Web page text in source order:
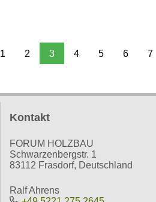
1 2 3 4 5 6 7
Kontakt
FORUM HOLZBAU
Schwarzenbergstr. 1
83112 Frasdorf, Deutschland
Ralf Ahrens